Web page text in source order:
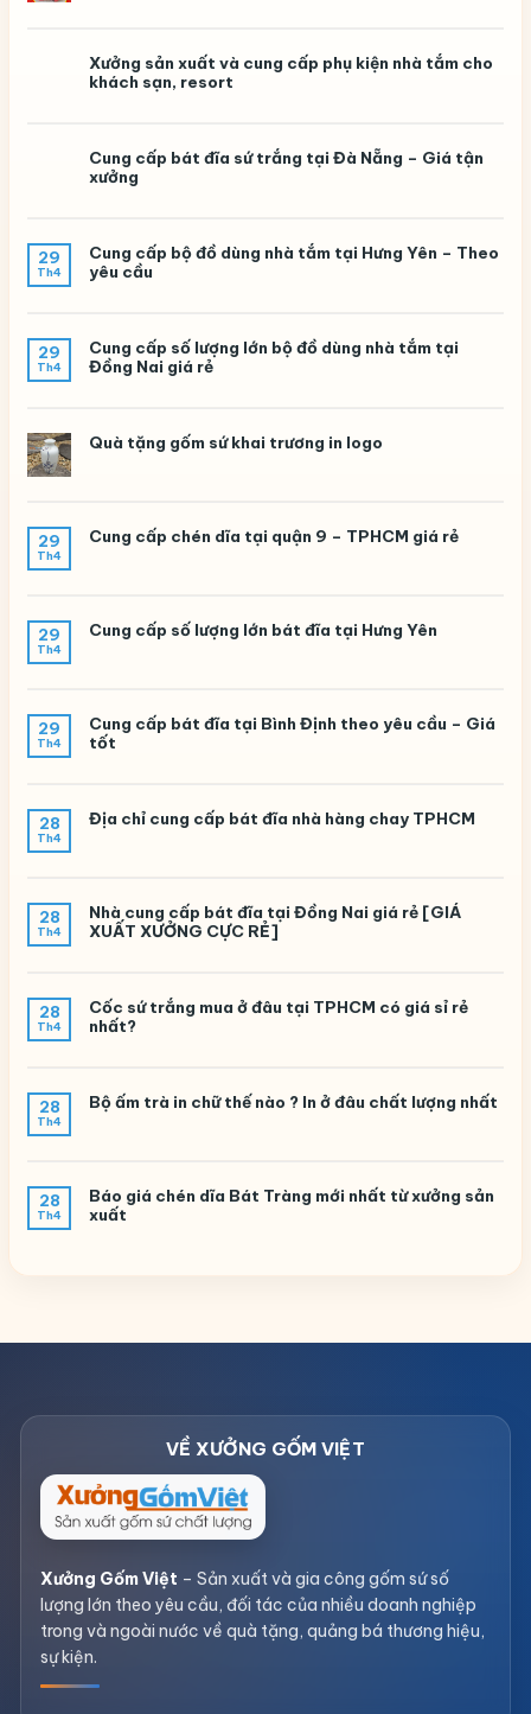
Xưởng sản xuất và cung cấp phụ kiện nhà tắm cho
khách sạn, resort
Cung cấp bát đĩa sứ trắng tại Đà Nẵng – Giá tận
xưởng
29
Th4
Cung cấp bộ đồ dùng nhà tắm tại Hưng Yên – Theo
yêu cầu
29
Th4
Cung cấp số lượng lớn bộ đồ dùng nhà tắm tại
Đồng Nai giá rẻ
Quà tặng gốm sứ khai trương in logo
29
Th4
Cung cấp chén dĩa tại quận 9 – TPHCM giá rẻ
29
Th4
Cung cấp số lượng lớn bát đĩa tại Hưng Yên
29
Th4
Cung cấp bát đĩa tại Bình Định theo yêu cầu – Giá
tốt
28
Th4
Địa chỉ cung cấp bát đĩa nhà hàng chay TPHCM
28
Th4
Nhà cung cấp bát đĩa tại Đồng Nai giá rẻ [GIÁ
XUẤT XƯỞNG CỰC RẺ]
28
Th4
Cốc sứ trắng mua ở đâu tại TPHCM có giá sỉ rẻ
nhất?
28
Th4
Bộ ấm trà in chữ thế nào ? In ở đâu chất lượng nhất
28
Th4
Báo giá chén dĩa Bát Tràng mới nhất từ xưởng sản
xuất
Xưởng Gốm Việt – Sản xuất và gia công gốm sứ số
lượng lớn theo yêu cầu, đối tác của nhiều doanh nghiệp
trong và ngoài nước về quà tặng, quảng bá thương hiệu,
sự kiện.